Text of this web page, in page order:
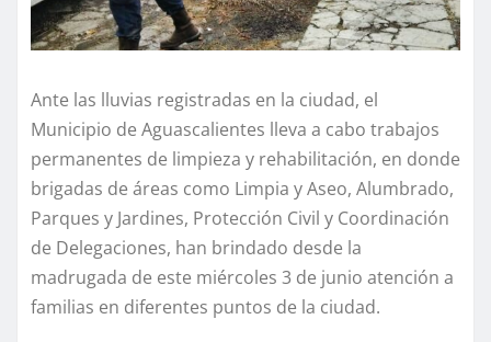
Ante las lluvias registradas en la ciudad, el
Municipio de Aguascalientes lleva a cabo trabajos
permanentes de limpieza y rehabilitación, en donde
brigadas de áreas como Limpia y Aseo, Alumbrado,
Parques y Jardines, Protección Civil y Coordinación
de Delegaciones, han brindado desde la
madrugada de este miércoles 3 de junio atención a
familias en diferentes puntos de la ciudad.